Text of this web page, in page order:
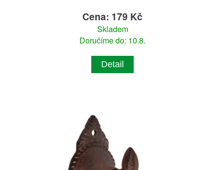
Cena: 179 Kč
Skladem
Doručíme do: 10.8.
Detail